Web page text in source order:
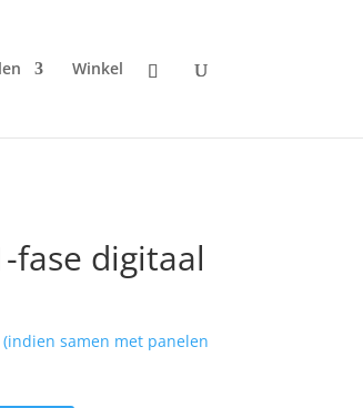
Winkel
fase digitaal
samen met panelen